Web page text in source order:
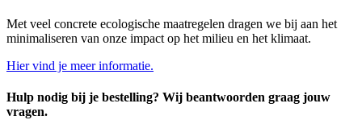
Met veel concrete ecologische maatregelen dragen we bij aan het
minimaliseren van onze impact op het milieu en het klimaat.
Hier vind je meer informatie.
Hulp nodig bij je bestelling? Wij beantwoorden graag jouw
vragen.